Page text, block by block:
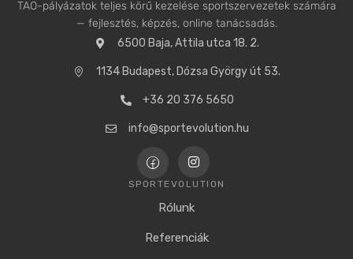
TAO-pályázatok teljes körű kezelése sportszervezetek számára
— fejlesztés, képzés, online tanácsadás.
6500 Baja, Attila utca 18. 2.
1134 Budapest, Dózsa György út 53.
+36 20 376 5650
info@sportevolution.hu
SPORTEVOLUTION
Rólunk
Referenciák